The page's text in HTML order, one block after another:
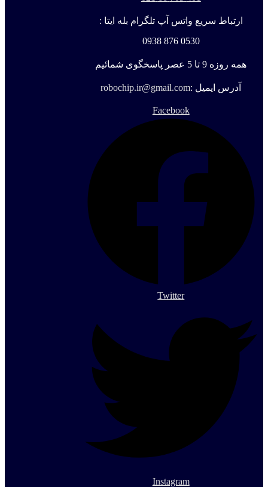
ارتباط سریع واتس آپ تلگرام بله ایتا :
0530 876 0938
همه روزه 9 تا 5 عصر پاسخگوی شمائیم
آدرس ایمیل :robochip.ir@gmail.com
Facebook
Twitter
Instagram